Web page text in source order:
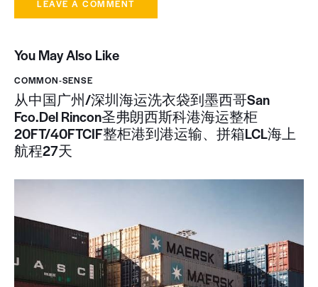
You May Also Like
COMMON-SENSE
从中国广州/深圳海运洗衣袋到墨西哥San
Fco.Del Rincon圣弗朗西斯科港海运整柜
20FT/40FTCIF整柜港到港运输、拼箱LCL海上
航程27天